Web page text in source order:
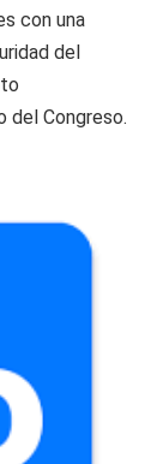
con una
del
del Congreso.